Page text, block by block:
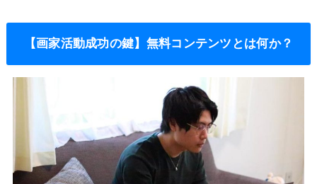
【画家活動成功の鍵】無料コンテンツとは何か？